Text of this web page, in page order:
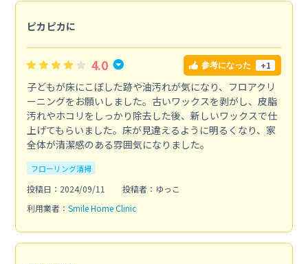
ピカピカに
4.0 参考になった +1
子どもが床にこぼした跡や油汚れが気になり、フロアクリ
ーニングをお願いしました。古いワックスを剥がし、皮脂
汚れやホコリをしっかり除去した後、新しいワックスで仕
上げてもらいました。床が見違えるように明るくなり、家
全体が清潔感のある雰囲気になりました。
フローリング清掃
投稿日：2024/09/11
投稿者：ゆっこ
利用業者： Smile Home Clinic